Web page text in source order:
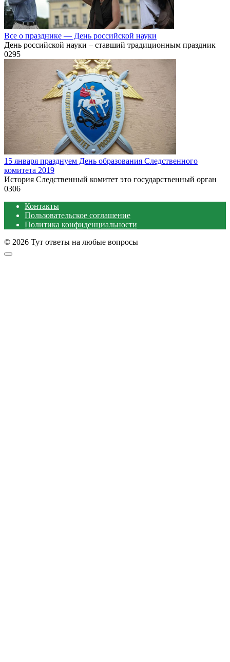
Все о празднике — День российской науки
День российской науки – ставший традиционным праздник
0295
15 января празднуем День образования Следственного
комитета 2019
История Следственный комитет это государственный орган
0306
Контакты
Пользовательское соглашение
Политика конфиденциальности
© 2026 Тут ответы на любые вопросы